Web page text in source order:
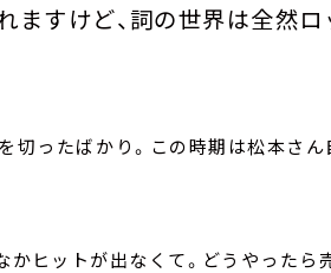
すけど、詞の世界は全然
切ったばかり。この時期は松本さん
かヒットが出なくて。どうやったら